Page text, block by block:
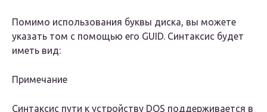
Помимо использования буквы диска, вы можете
указать том с помощью его GUID. Синтаксис будет
иметь вид:
Примечание
Синтаксис пути к устройству DOS поддерживается в